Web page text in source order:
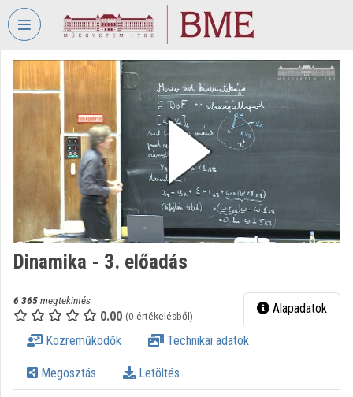
Fejléc kihagyása Menü kihagyása Tartalom kihagyása
VIDEO TORIUM
BUDAPESTI
MŰSZAKI
GAZDASÁGTUDOMÁNYI
EGYETEM
Intézményi kezdőlap
Kategóriák
Intézményi listák
Dinamika - 3. előadás
6 365megtekintés
0.00 (0 értékelésből) Alapadatok
Közreműködők Technikai adatok
Megosztás Letöltés